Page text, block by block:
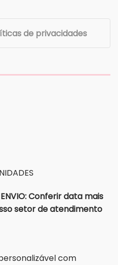
de privacidades
ENVIO: Conferir data mais
setor de atendimento
com